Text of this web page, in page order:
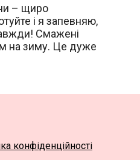
– щиро
і я запевняю,
Смажені
на зиму. Це дуже
конфіденційності